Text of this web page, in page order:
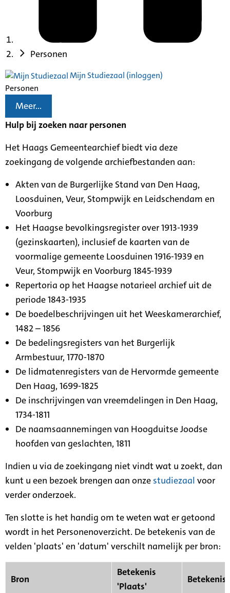
Personen
Mijn Studiezaal (inloggen)
Personen
Meer...
Hulp bij zoeken naar personen
Het Haags Gemeentearchief biedt via deze
zoekingang de volgende archiefbestanden aan:
Akten van de Burgerlijke Stand van Den Haag,
Loosduinen, Veur, Stompwijk en Leidschendam en
Voorburg
Het Haagse bevolkingsregister over 1913-1939
(gezinskaarten), inclusief de kaarten van de
voormalige gemeente Loosduinen 1916-1939 en
Veur, Stompwijk en Voorburg 1845-1939
Repertoria op het Haagse notarieel archief uit de
periode 1843-1935
De boedelbeschrijvingen uit het Weeskamerarchief,
1482 – 1856
De bedelingsregisters van het Burgerlijk
Armbestuur, 1770-1870
De lidmatenregisters van de Hervormde gemeente
Den Haag, 1699-1825
De inschrijvingen van vreemdelingen in Den Haag,
1734-1811
De naamsaannemingen van Hoogduitse Joodse
hoofden van geslachten, 1811
Indien u via de zoekingang niet vindt wat u zoekt, dan
kunt u een bezoek brengen aan onze studiezaal voor
verder onderzoek.
Ten slotte is het handig om te weten wat er getoond
wordt in het Personenoverzicht. De betekenis van de
velden 'plaats' en 'datum' verschilt namelijk per bron:
Bron
Betekenis
'Plaats'